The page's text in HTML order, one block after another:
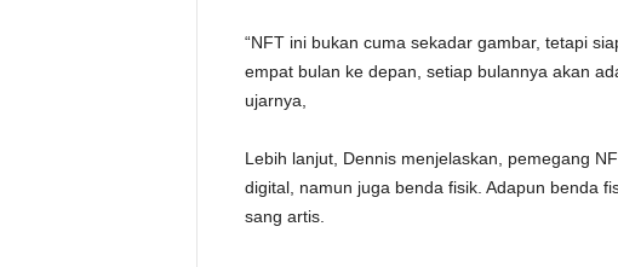
“NFT ini bukan cuma sekadar gambar, tetapi
empat bulan ke depan, setiap bulannya akan
ujarnya,
Lebih lanjut, Dennis menjelaskan, pemegang
digital, namun juga benda fisik. Adapun benda
sang artis.